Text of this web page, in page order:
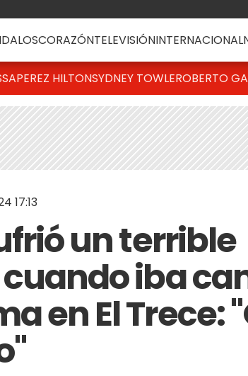
CORAZÓNTELEVISIÓNINTERNACIONAL
PEREZ HILTONSYDNEY TOWLEROBERTO
17:13
un terrible
iba
en El Trece: